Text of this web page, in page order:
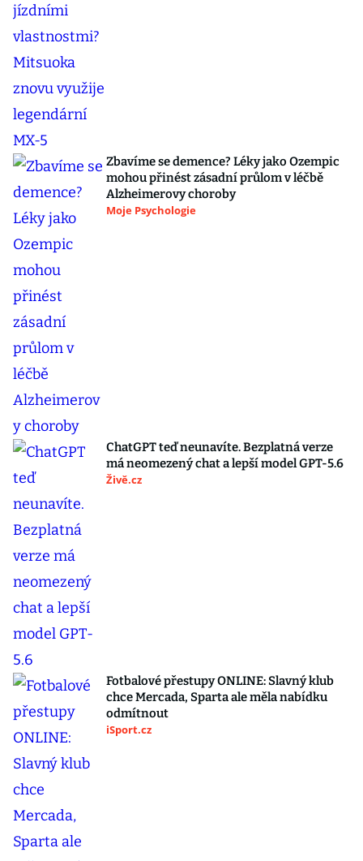
Zbavíme se demence? Léky jako Ozempic
mohou přinést zásadní průlom v léčbě
Alzheimerovy choroby
Moje Psychologie
ChatGPT teď neunavíte. Bezplatná verze
má neomezený chat a lepší model GPT-5.6
Živě.cz
Fotbalové přestupy ONLINE: Slavný klub
chce Mercada, Sparta ale měla nabídku
odmítnout
iSport.cz